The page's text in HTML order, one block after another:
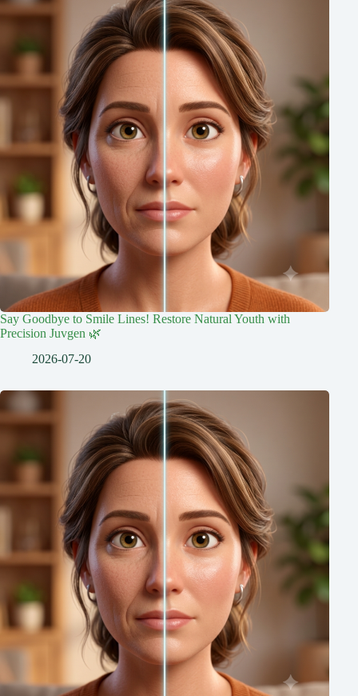
Say Goodbye to Smile Lines! Restore Natural Youth with
Precision Juvgen 🌿
2026-07-20